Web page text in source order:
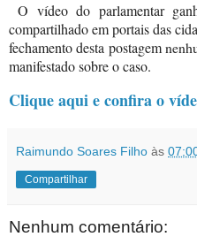
O vídeo do parlamentar
compartilhado em portais das
fechamento desta postagem
manifestado sobre o caso.
Clique aqui e confira o
Raimundo Soares Filho às
Compartilhar
Nenhum comentário: